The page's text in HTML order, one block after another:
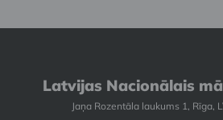
Latvijas Nacionālais
Jaņa Rozentāla laukums 1, Rīga,